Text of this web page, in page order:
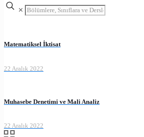
✕
Matematiksel İktisat
22 Aralık 2022
Muhasebe Denetimi ve Mali Analiz
22 Aralık 2022